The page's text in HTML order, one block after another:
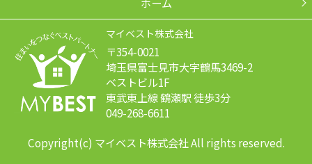
マイベスト株式会社
〒354-0021
埼玉県富士見市大字鶴馬3469-2
ベストビル1F
東武東上線 鶴瀬駅 徒歩3分
049-268-6611
Copyright(c) マイベスト株式会社 All rights reserved.